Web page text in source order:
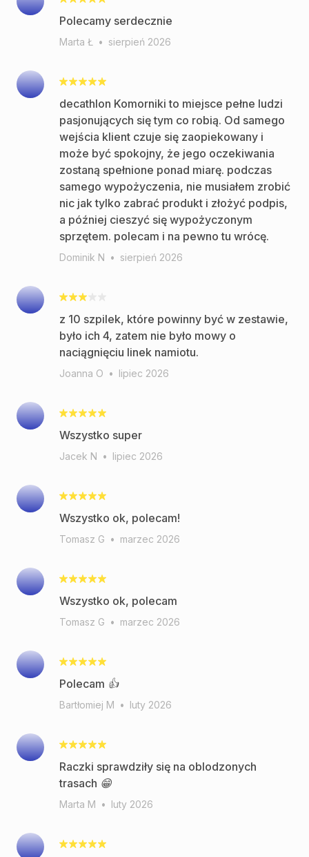
Polecamy serdecznie
Marta Ł • sierpień 2026
decathlon Komorniki to miejsce pełne ludzi
pasjonujących się tym co robią. Od samego
wejścia klient czuje się zaopiekowany i
może być spokojny, że jego oczekiwania
zostaną spełnione ponad miarę. podczas
samego wypożyczenia, nie musiałem zrobić
nic jak tylko zabrać produkt i złożyć podpis,
a później cieszyć się wypożyczonym
sprzętem. polecam i na pewno tu wrócę.
Dominik N • sierpień 2026
z 10 szpilek, które powinny być w zestawie,
było ich 4, zatem nie było mowy o
naciągnięciu linek namiotu.
Joanna O • lipiec 2026
Wszystko super
Jacek N • lipiec 2026
Wszystko ok, polecam!
Tomasz G • marzec 2026
Wszystko ok, polecam
Tomasz G • marzec 2026
Polecam 👍
Bartłomiej M • luty 2026
Raczki sprawdziły się na oblodzonych
trasach 😁
Marta M • luty 2026